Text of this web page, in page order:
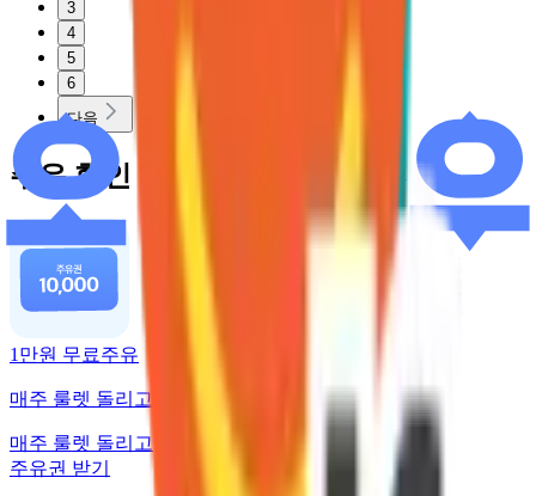
3
4
5
6
다음
주유 할인 혜택
1만원 무료주유
매주 룰렛 돌리고 주유권 받기
매주 룰렛 돌리고
주유권 받기